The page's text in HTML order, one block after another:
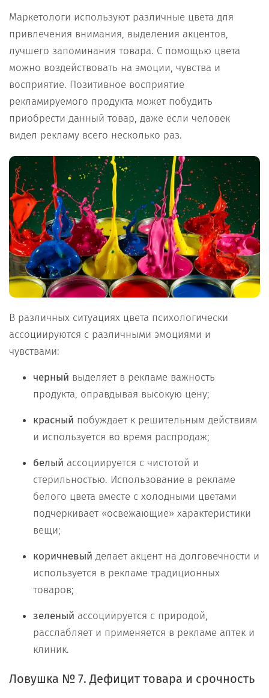
Маркетологи используют различные цвета для
привлечения внимания, выделения акцентов,
лучшего запоминания товара. С помощью цвета
можно воздействовать на эмоции, чувства и
восприятие. Позитивное восприятие
рекламируемого продукта может побудить
приобрести данный товар, даже если человек
видел рекламу всего несколько раз.
В различных ситуациях цвета психологически
ассоциируются с различными эмоциями и
чувствами:
черный выделяет в рекламе важность
продукта, оправдывая высокую цену;
красный побуждает к решительным действиям
и используется во время распродаж;
белый ассоциируется с чистотой и
стерильностью. Использование в рекламе
белого цвета вместе с холодными цветами
подчеркивает «освежающие» характеристики
вещи;
коричневый делает акцент на долговечности и
используется в рекламе традиционных
товаров;
зеленый ассоциируется с природой,
расслабляет и применяется в рекламе аптек и
клиник.
Ловушка № 7. Дефицит товара и срочность